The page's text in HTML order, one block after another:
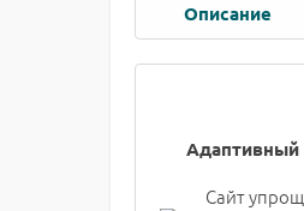
Описание
Адаптивный
Сайт